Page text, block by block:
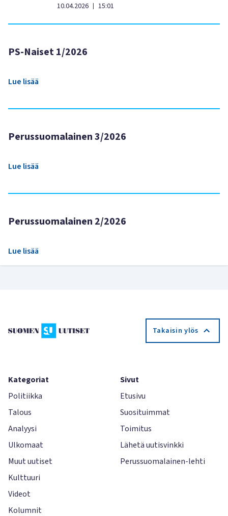
10.04.2026 | 15:01
PS-Naiset 1/2026
Lue lisää
Perussuomalainen 3/2026
Lue lisää
Perussuomalainen 2/2026
Lue lisää
Takaisin ylös
Kategoriat
Politiikka
Talous
Analyysi
Ulkomaat
Muut uutiset
Kulttuuri
Videot
Kolumnit
Sivut
Etusivu
Suosituimmat
Toimitus
Lähetä uutisvinkki
Perussuomalainen-lehti